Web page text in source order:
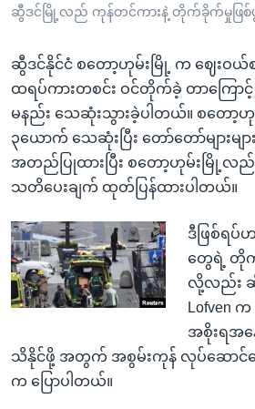
ကြည့်
ရှာဖွေ
ရန်
နေရာ
သို့
ကျော်
ရန်
ဘာသာစကားများ
ဆွီဒင်မြို့လည် ကုန်တင်ကားနဲ့ တိုက်ခိုက်မှုဖြစ်ပွား
ဆွီဒင်နိုင်ငံ စတော့ဟုမ်းမြို့ က ဈေးဝ
ထရပ်ကားတစင်း ဝင်တိုက်ခဲ့ တာကြေ
မနည်း သေဆုံးသွားခဲ့ပါတယ်။ စတေ
၃ယောက် သေဆုံးပြီး တော်တော်များ
အတည်ပြုထားပြီး စတော့ဟုမ်းမြို့လည်
သတိပေးချက် ထုတ်ပြန်ထားပါတယ်။
ဒီဖြစ်ရပ်
တွေရဲ့ တို
လို့လည်း ဆွီ
Lofven
အစိုးရအ
သိနိုင်ဖို့ အတွက် အစွမ်းကုန် လုပ်ဆောင်
က ပြောပါတယ်။